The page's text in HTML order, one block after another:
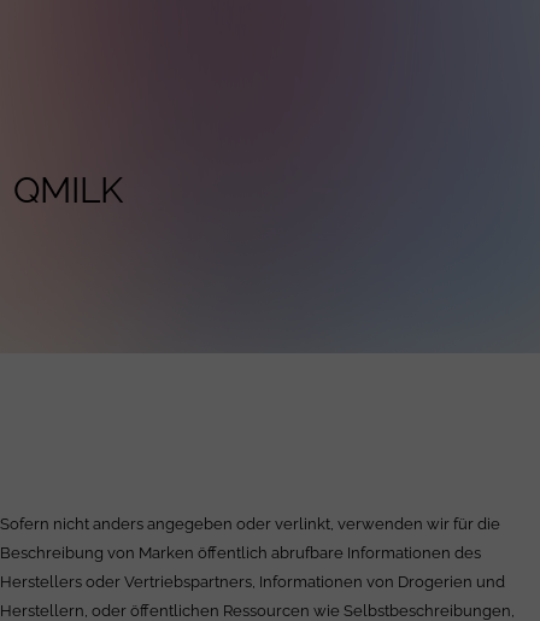
QMILK
Sofern nicht anders angegeben oder verlinkt, verwenden wir für die
Beschreibung von Marken öffentlich abrufbare Informationen des
Herstellers oder Vertriebspartners, Informationen von Drogerien und
Herstellern, oder öffentlichen Ressourcen wie Selbstbeschreibungen,